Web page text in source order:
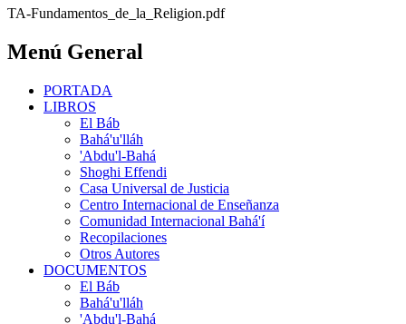
TA-Fundamentos_de_la_Religion.pdf
Menú General
PORTADA
LIBROS
El Báb
Bahá'u'lláh
'Abdu'l-Bahá
Shoghi Effendi
Casa Universal de Justicia
Centro Internacional de Enseñanza
Comunidad Internacional Bahá'í
Recopilaciones
Otros Autores
DOCUMENTOS
El Báb
Bahá'u'lláh
'Abdu'l-Bahá